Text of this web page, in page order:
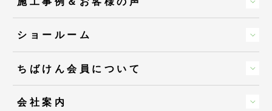
ショールーム
ちばけん会員について
会社案内